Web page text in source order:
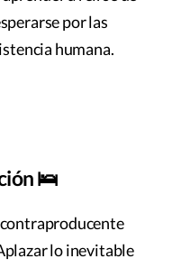
por las
humana.
🛌
lo inevitable